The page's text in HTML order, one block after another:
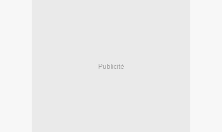
Publicité